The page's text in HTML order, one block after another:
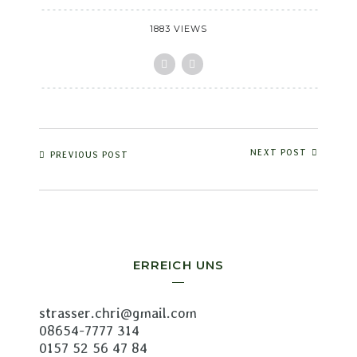
1883 VIEWS
PREVIOUS POST NEXT POST
ERREICH UNS
strasser.chri@gmail.com
08654-7777 314
0157 52 56 47 84